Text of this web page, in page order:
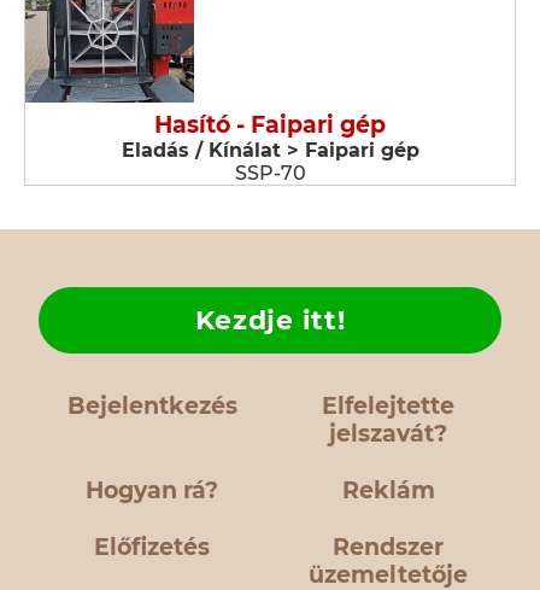
Hasító - Faipari gép
Eladás / Kínálat > Faipari gép
SSP-70
Bejelentkezés
Elfelejtette
jelszavát?
Hogyan rá?
Kezdje itt!
Reklám
Előfizetés
Rendszer
üzemeltetője